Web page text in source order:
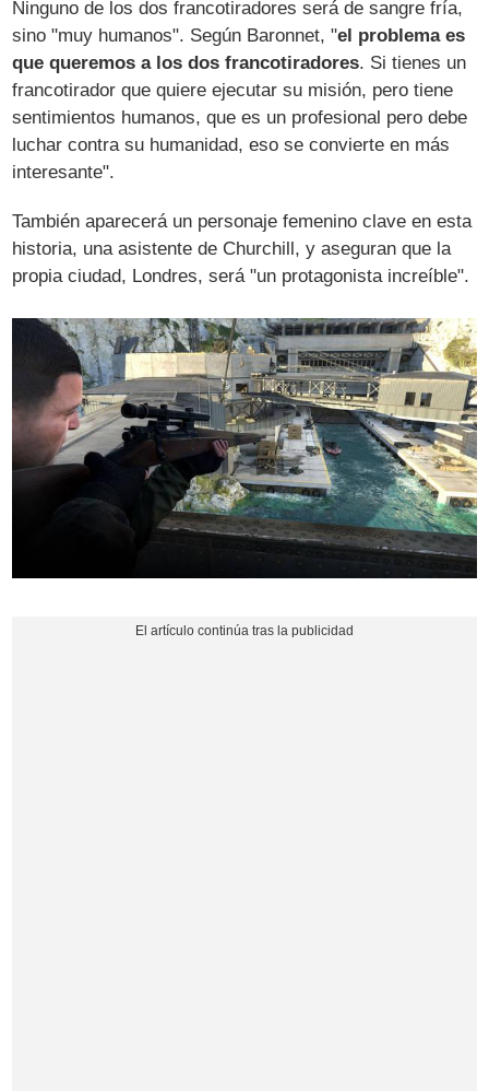
Ninguno de los dos francotiradores será de sangre fría,
sino "muy humanos". Según Baronnet, "el problema es
que queremos a los dos francotiradores. Si tienes un
francotirador que quiere ejecutar su misión, pero tiene
sentimientos humanos, que es un profesional pero debe
luchar contra su humanidad, eso se convierte en más
interesante".
También aparecerá un personaje femenino clave en esta
historia, una asistente de Churchill, y aseguran que la
propia ciudad, Londres, será "un protagonista increíble".